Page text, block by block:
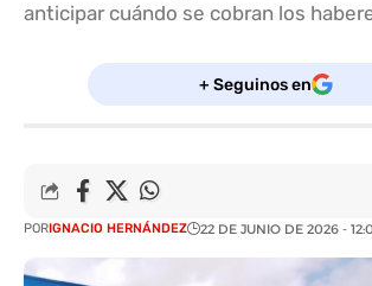
anticipar cuándo se cobran los
+ Seguinos en
PORIGNACIO HERNÁNDEZ 22 DE JUNIO DE 2026 -